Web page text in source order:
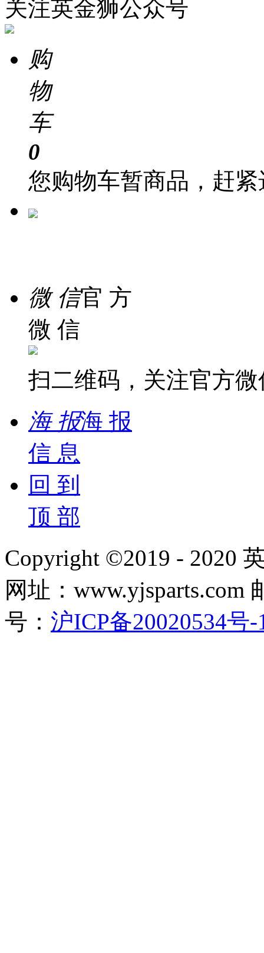
关注英金狮公众号
购
物
车
0
您购物车暂商品，赶
微 信官 方
微 信
扫二维码，关注官方微
海 报海 报
信 息
回 到
顶 部
Copyright ©2019 - 2020
网址：www.yjsparts.com
号： 沪ICP备20020534号-